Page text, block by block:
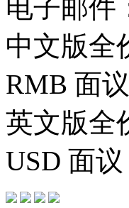
电子邮件
中文版全
RMB 面议
英文版全
USD 面议